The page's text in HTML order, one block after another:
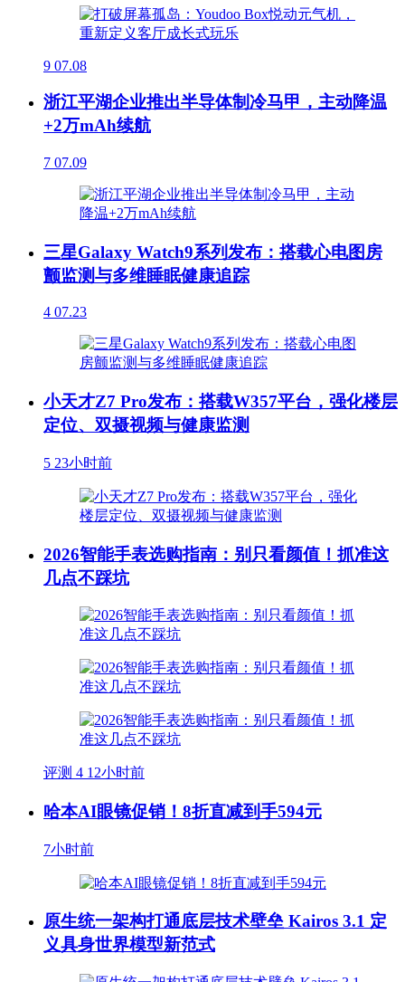
9 07.08
浙江平湖企业推出半导体制冷马甲，主动降温
+2万mAh续航
7 07.09
三星Galaxy Watch9系列发布：搭载心电图房
颤监测与多维睡眠健康追踪
4 07.23
小天才Z7 Pro发布：搭载W357平台，强化楼层
定位、双摄视频与健康监测
5 23小时前
2026智能手表选购指南：别只看颜值！抓准这
几点不踩坑
评测 4 12小时前
哈本AI眼镜促销！8折直减到手594元
7小时前
原生统一架构打通底层技术壁垒 Kairos 3.1 定
义具身世界模型新范式